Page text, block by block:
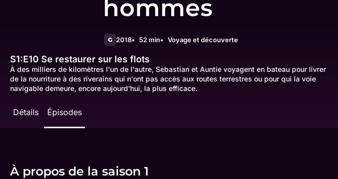
hommes
G 2018 52 min Voyage et découverte
S1:E10 Se restaurer sur les flots
À des milliers de kilomètres l'un de l'autre, Sebastian et Auntie voyagent en bateau pour livrer
de la nourriture à des riverains qui n'ont pas accès aux routes terrestres ou pour qui la voie
navigable demeure, encore aujourd'hui, la plus efficace.
Détails Épisodes
À propos de la saison 1